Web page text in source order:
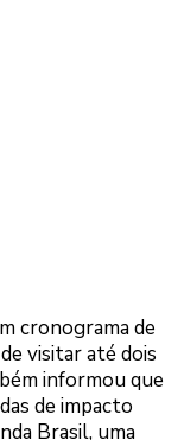
cronograma de
visitar até dois
informou que
de impacto
Brasil, uma